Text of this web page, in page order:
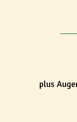
plus